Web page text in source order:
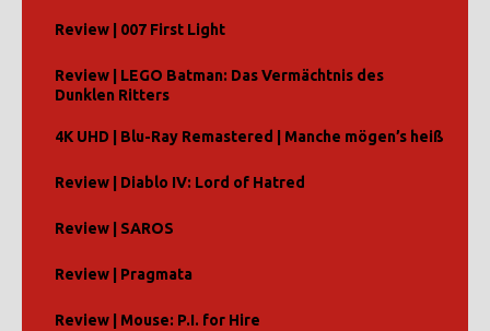
Review | 007 First Light
Review | LEGO Batman: Das Vermächtnis des
Dunklen Ritters
4K UHD | Blu-Ray Remastered | Manche mögen’s heiß
Review | Diablo IV: Lord of Hatred
Review | SAROS
Review | Pragmata
Review | Mouse: P.I. for Hire